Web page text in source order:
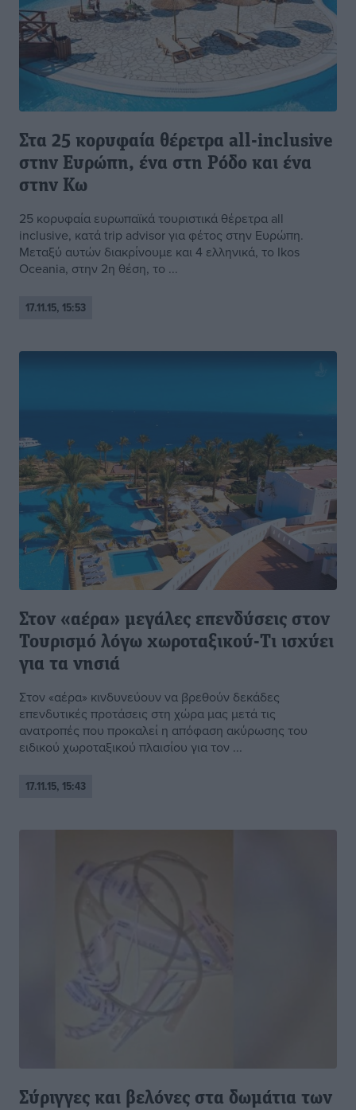
Στα 25 κορυφαία θέρετρα all-inclusive
στην Ευρώπη, ένα στη Ρόδο και ένα
στην Κω
25 κορυφαία ευρωπαϊκά τουριστικά θέρετρα all
inclusive, κατά trip advisor για φέτος στην Ευρώπη.
Μεταξύ αυτών διακρίνουμε και 4 ελληνικά, το Ikos
Oceania, στην 2η θέση, το ...
17.11.15, 15:53
Στον «αέρα» μεγάλες επενδύσεις στον
Τουρισμό λόγω χωροταξικού-Τι ισχύει
για τα νησιά
Στον «αέρα» κινδυνεύουν να βρεθούν δεκάδες
επενδυτικές προτάσεις στη χώρα μας μετά τις
ανατροπές που προκαλεί η απόφαση ακύρωσης του
ειδικού χωροταξικού πλαισίου για τον ...
17.11.15, 15:43
Σύριγγες και βελόνες στα δωμάτια των